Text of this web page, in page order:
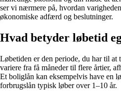
ser vi nærmere på, hvordan
økonomiske adfærd og beslutninger.
Hvad betyder løbetid
Løbetiden er den periode, du har til at
variere fra få måneder til flere årtier,
Et boliglån kan eksempelvis have en
forbrugslån typisk løber over 1–10 år.